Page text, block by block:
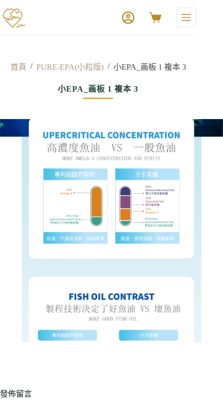
首頁 / PURE-EPA(小粒版) / 小EPA_画板 1 複本 3
小EPA_画板 1 複本 3
發佈留言